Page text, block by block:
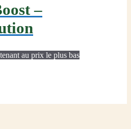
–
au prix le plus bas